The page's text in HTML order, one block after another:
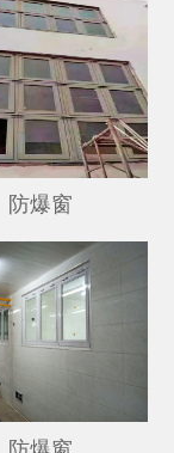
防爆窗